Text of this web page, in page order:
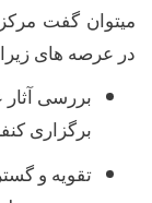
میتوان گفت
در عرصه های
بررسی آثار
برگزاری
تقویه و